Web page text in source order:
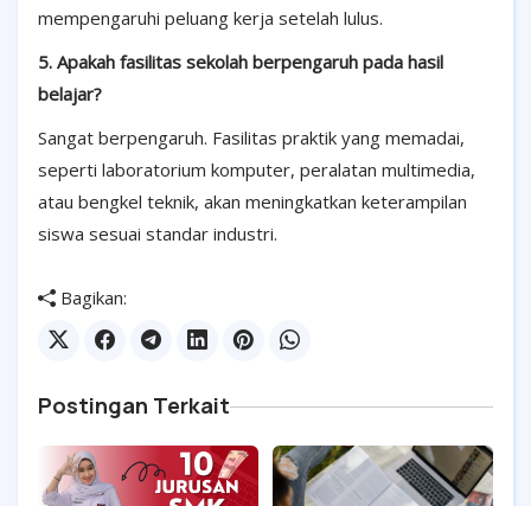
mempengaruhi peluang kerja setelah lulus.
5. Apakah fasilitas sekolah berpengaruh pada hasil
belajar?
Sangat berpengaruh. Fasilitas praktik yang memadai,
seperti laboratorium komputer, peralatan multimedia,
atau bengkel teknik, akan meningkatkan keterampilan
siswa sesuai standar industri.
Bagikan:
Postingan Terkait